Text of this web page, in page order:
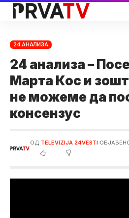
24 АНАЛИЗА
24 анализа –
Марта Кос и
не можеме да
консензус
ОД:TELEVIZIJA 24VESTI